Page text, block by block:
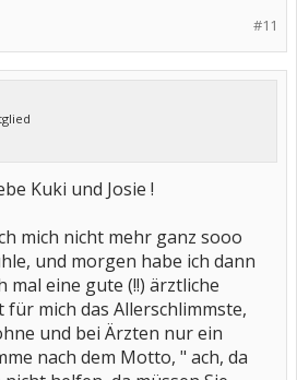
#11
Kuki und Josie !
mich nicht mehr ganz sooo
und morgen habe ich dann
mal eine gute (!!) ärztliche
für mich das Allerschlimmste,
und bei Ärzten nur ein
nach dem Motto, " ach, da